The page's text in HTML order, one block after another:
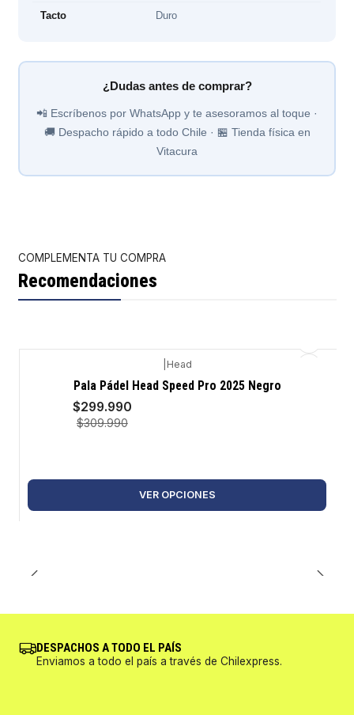
Tacto Duro
¿Dudas antes de comprar?
📲 Escríbenos por WhatsApp y te asesoramos al toque ·
🚚 Despacho rápido a todo Chile · 🏪 Tienda física en
Vitacura
COMPLEMENTA TU COMPRA
Recomendaciones
Head
Pala Pádel Head Speed Pro 2025 Negro
$299.990
$309.990
VER OPCIONES
DESPACHOS A TODO EL PAÍS
Enviamos a todo el país a través de Chilexpress.